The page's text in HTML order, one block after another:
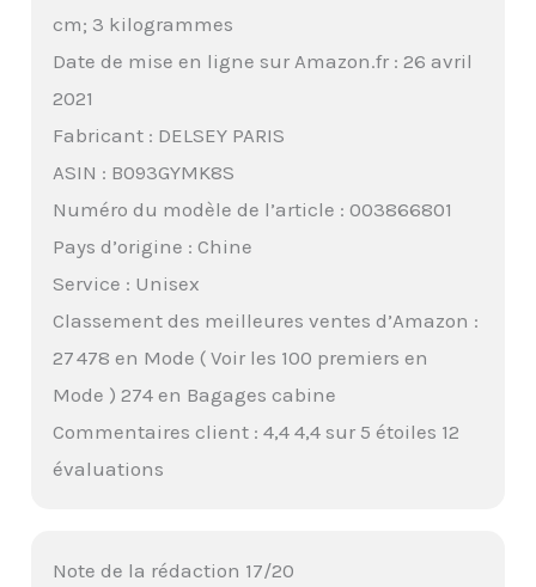
cm; 3 kilogrammes
Date de mise en ligne sur Amazon.fr : 26 avril
2021
Fabricant : DELSEY PARIS
ASIN : B093GYMK8S
Numéro du modèle de l’article : 003866801
Pays d’origine : Chine
Service : Unisex
Classement des meilleures ventes d’Amazon :
27 478 en Mode ( Voir les 100 premiers en
Mode ) 274 en Bagages cabine
Commentaires client : 4,4 4,4 sur 5 étoiles 12
évaluations
Note de la rédaction 17/20